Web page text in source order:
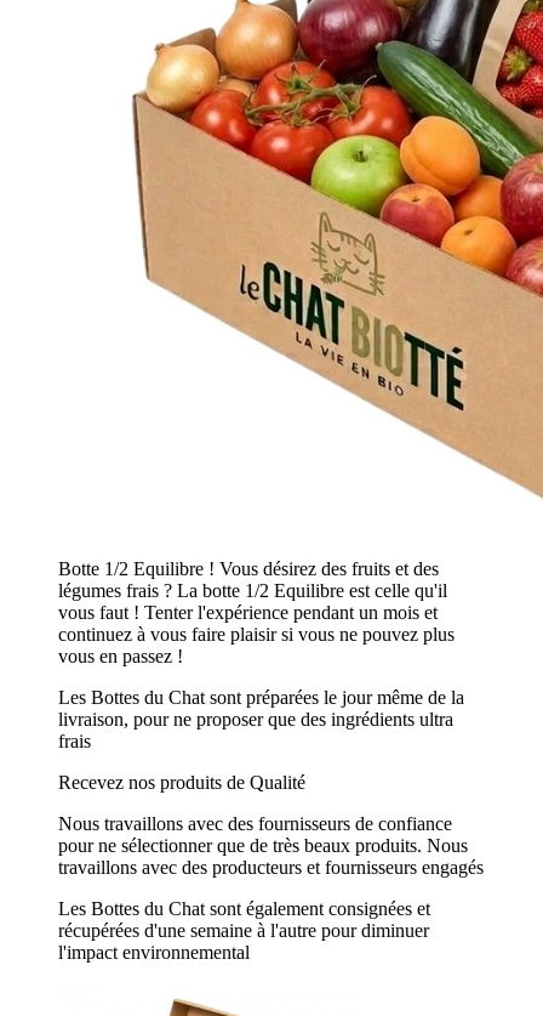
Botte 1/2 Equilibre ! Vous désirez des fruits et des
légumes frais ? La botte 1/2 Equilibre est celle qu'il
vous faut ! Tenter l'expérience pendant un mois et
continuez à vous faire plaisir si vous ne pouvez plus
vous en passez !
Les Bottes du Chat sont préparées le jour même de la
livraison, pour ne proposer que des ingrédients ultra
frais
Recevez nos produits de Qualité
Nous travaillons avec des fournisseurs de confiance
pour ne sélectionner que de très beaux produits. Nous
travaillons avec des producteurs et fournisseurs engagés
Les Bottes du Chat sont également consignées et
récupérées d'une semaine à l'autre pour diminuer
l'impact environnemental